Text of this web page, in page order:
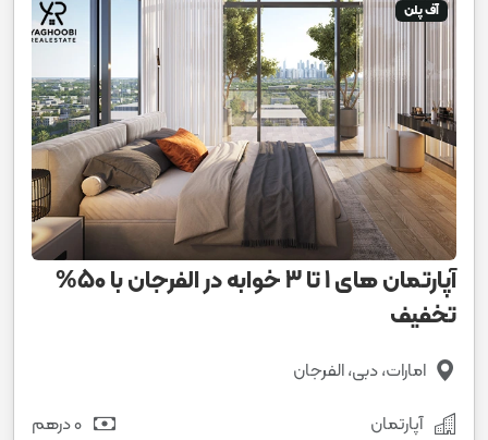
آف پلن
آپارتمان های 1 تا 3 خوابه در الفرجان با 50%
تخفیف
امارات، دبی، الفرجان
آپارتمان